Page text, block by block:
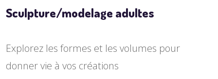
Sculpture/modelage adultes
Explorez les formes et les volumes pour
donner vie à vos créations